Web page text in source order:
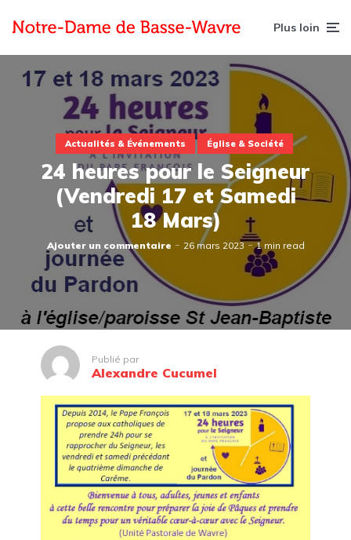
Plus loin
Actualités & Événements Église & Société
24 heures pour le Seigneur
(Vendredi 17 et Samedi
18 Mars)
Ajouter un commentaire 26 mars 2023 1 min read
Publié par
Alexandre Cucumel